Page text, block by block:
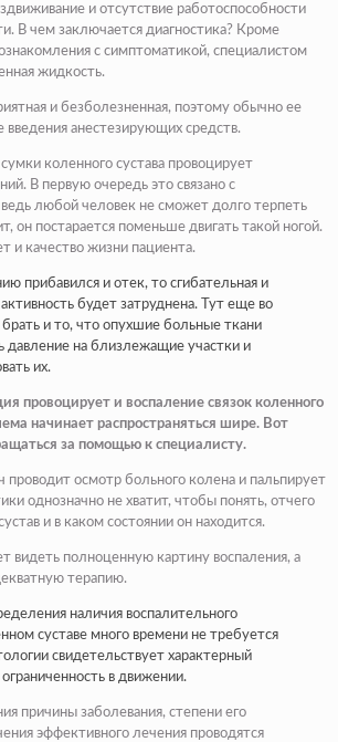
и отсутствие работоспособности
В чем заключается диагностика? Кроме
с симптоматикой, специалистом
жидкость.
и безболезненная, поэтому обычно ее
введения анестезирующих средств.
коленного сустава провоцирует
В первую очередь это связано с
любой человек не сможет долго терпеть
он постарается поменьше двигать такой ногой.
и качество жизни пациента.
прибавился и отек, то сгибательная и
активность будет затруднена. Тут еще во
брать и то, что опухшие больные ткани
давление на близлежащие участки и
их.
провоцирует и воспаление связок коленного
начинает распространяться шире. Вот
за помощью к специалисту.
проводит осмотр больного колена и пальпирует
однозначно не хватит, чтобы понять, отчего
и в каком состоянии он находится.
видеть полноценную картину воспаления, а
терапию.
наличия воспалительного
суставе много времени не требуется
свидетельствует характерный
в движении.
причины заболевания, степени его
эффективного лечения проводятся